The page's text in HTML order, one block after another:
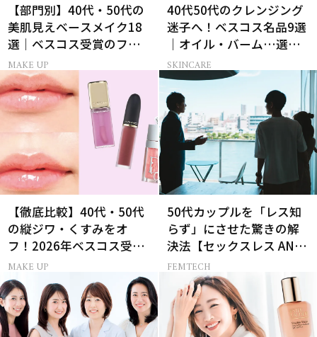
【部門別】40代・50代の
美肌見えベースメイク18
選｜ベスコス受賞のファ
ンデ・下地・パウダー
MAKE UP
40代50代のクレンジング
迷子へ！ベスコス名品9選
｜オイル・バーム…選び
方の正解は？
SKINCARE
【徹底比較】40代・50代
の縦ジワ・くすみをオ
フ！2026年ベスコス受賞
リキッドルージュ3選
MAKE UP
50代カップルを「レス知
らず」にさせた驚きの解
決法【セックスレス AND
THE CITY -女たちの告
白-】
FEMTECH